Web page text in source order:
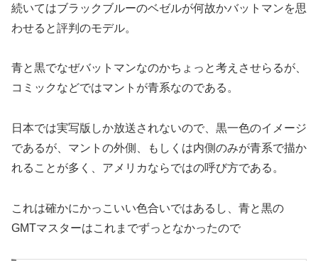
続いてはブラックブルーのベゼルが何故かバットマンを思
わせると評判のモデル。
青と黒でなぜバットマンなのかちょっと考えさせらるが、
コミックなどではマントが青系なのである。
日本では実写版しか放送されないので、黒一色のイメージ
であるが、マントの外側、もしくは内側のみが青系で描か
れることが多く、アメリカならではの呼び方である。
これは確かにかっこいい色合いではあるし、青と黒の
GMTマスターはこれまでずっとなかったので